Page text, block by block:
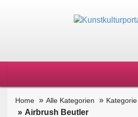
Home Alle Kategorien
Airbrush Beutler